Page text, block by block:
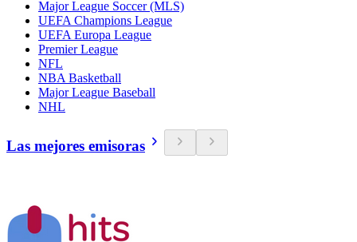
Major League Soccer (MLS)
UEFA Champions League
UEFA Europa League
Premier League
NFL
NBA Basketball
Major League Baseball
NHL
Las mejores emisoras